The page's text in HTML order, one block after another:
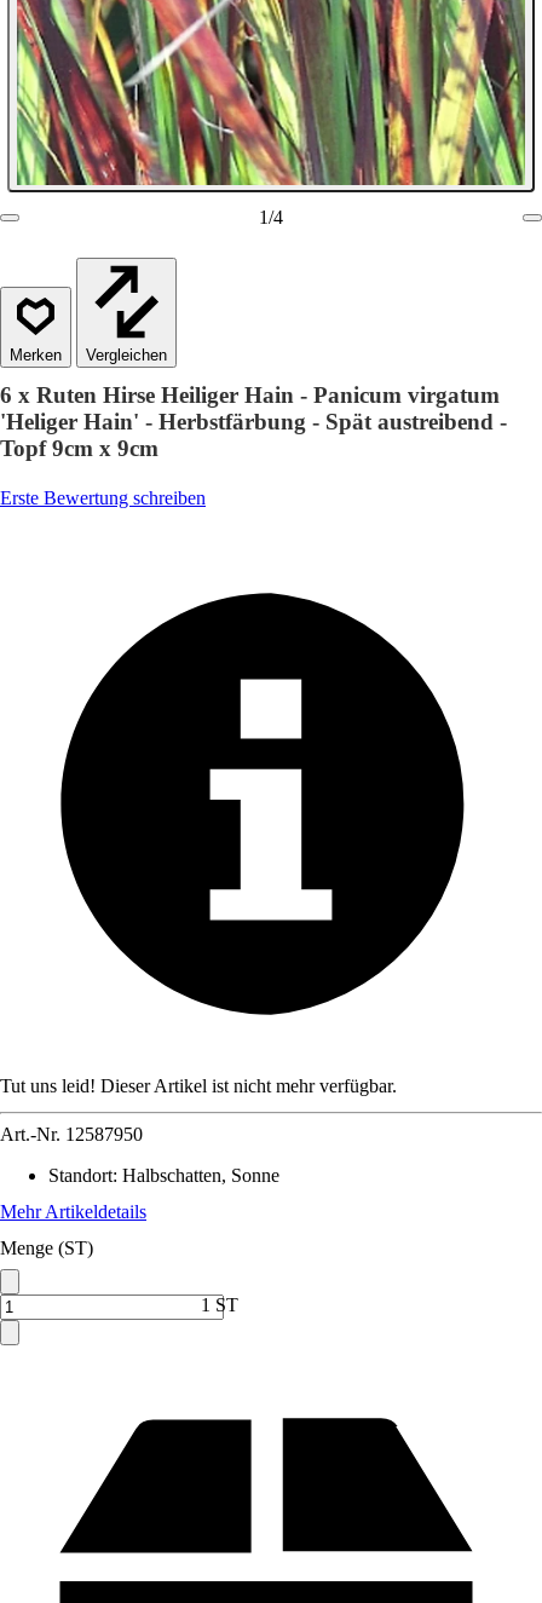
1/4
Vergleichen
6 x Ruten Hirse Heiliger Hain - Panicum virgatum
'Heliger Hain' - Herbstfärbung - Spät austreibend -
Topf 9cm x 9cm
Erste Bewertung schreiben
Tut uns leid! Dieser Artikel ist nicht mehr verfügbar.
Art.-Nr. 12587950
Standort: Halbschatten, Sonne
Mehr Artikeldetails
Menge (ST)
1 ST